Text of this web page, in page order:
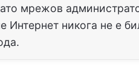
мрежов
Интернет никога не е